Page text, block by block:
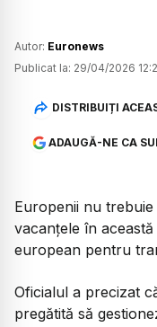
Autor: Euronews
Publicat la: 29/04/2026
DISTRIBUIȚI
ADAUGĂ-NE CA
Europenii nu
vacanțele în
european pentru
Oficialul a precizat
pregătită să